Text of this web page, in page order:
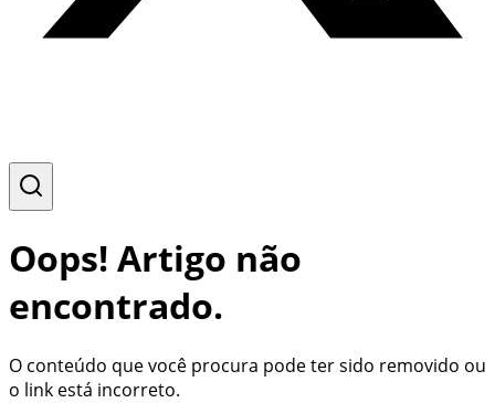
Oops! Artigo não
encontrado.
O conteúdo que você procura pode ter sido removido ou
o link está incorreto.